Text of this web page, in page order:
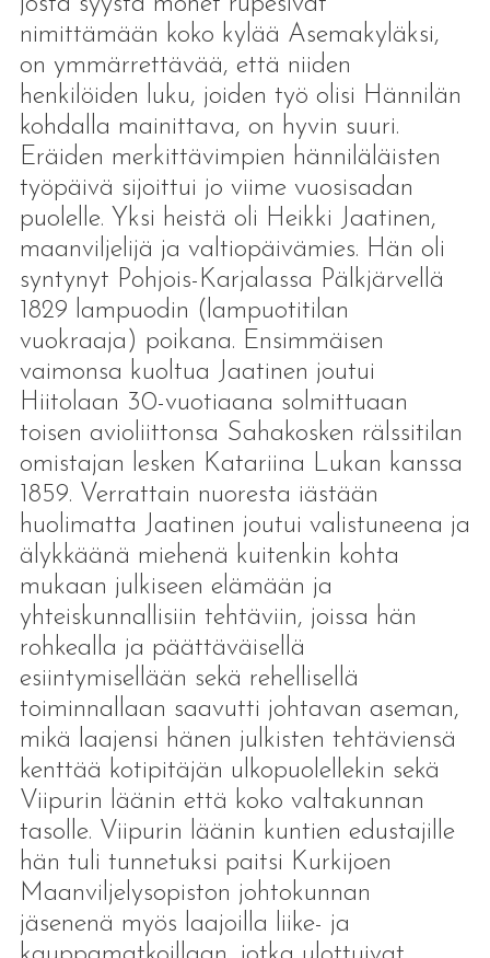
nimittämään koko kylää Asemakyläksi,
on ymmärrettävää, että niiden
henkilöiden luku, joiden työ olisi Hännilän
kohdalla mainittava, on hyvin suuri.
Eräiden merkittävimpien hänniläläisten
työpäivä sijoittui jo viime vuosisadan
puolelle. Yksi heistä oli Heikki Jaatinen,
maanviljelijä ja valtiopäivämies. Hän oli
syntynyt Pohjois-Karjalassa Pälkjärvellä
1829 lampuodin (lampuotitilan
vuokraaja) poikana. Ensimmäisen
vaimonsa kuoltua Jaatinen joutui
Hiitolaan 30-vuotiaana solmittuaan
toisen avioliittonsa Sahakosken rälssitilan
omistajan lesken Katariina Lukan kanssa
1859. Verrattain nuoresta iästään
huolimatta Jaatinen joutui valistuneena ja
älykkäänä miehenä kuitenkin kohta
mukaan julkiseen elämään ja
yhteiskunnallisiin tehtäviin, joissa hän
rohkealla ja päättäväisellä
esiintymisellään sekä rehellisellä
toiminnallaan saavutti johtavan aseman,
mikä laajensi hänen julkisten tehtäviensä
kenttää kotipitäjän ulkopuolellekin sekä
Viipurin läänin että koko valtakunnan
tasolle. Viipurin läänin kuntien edustajille
hän tuli tunnetuksi paitsi Kurkijoen
Maanviljelysopiston johtokunnan
jäsenenä myös laajoilla liike- ja